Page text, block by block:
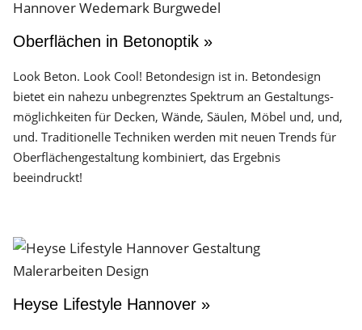
Oberflächen in Betonoptik »
Look Beton. Look Cool! Betondesign ist in. Betondesign
bietet ein nahezu unbegrenztes Spektrum an Gestaltungs­
möglichkeiten für Decken, Wände, Säulen, Möbel und, und,
und. Traditionelle Techniken werden mit neuen Trends für
Oberflächen­gestaltung kombiniert, das Ergebnis
beeindruckt!
Heyse Lifestyle Hannover »